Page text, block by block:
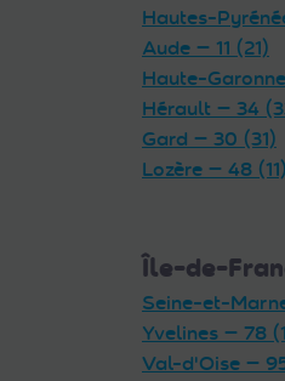
Hautes-
Aude — 11 (21)
Haute-
Hérault — 34
Gard — 30 (31)
Lozère — 48 (11)
Île-de-
Seine-et-
Yvelines — 78
Val-d'Oise —